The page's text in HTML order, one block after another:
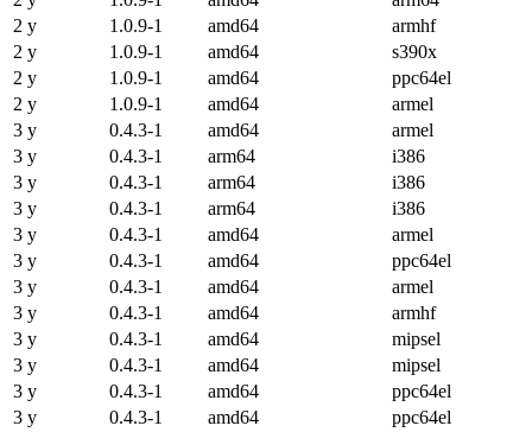
2 y
1.0.9-1 amd64
armhf
2 y
1.0.9-1 amd64
s390x
2 y
1.0.9-1 amd64
ppc64el
2 y
1.0.9-1 amd64
armel
3 y
0.4.3-1 amd64
armel
3 y
0.4.3-1 arm64
i386
3 y
0.4.3-1 arm64
i386
3 y
0.4.3-1 arm64
i386
3 y
0.4.3-1 amd64
armel
3 y
0.4.3-1 amd64
ppc64el
3 y
0.4.3-1 amd64
armel
3 y
0.4.3-1 amd64
armhf
3 y
0.4.3-1 amd64
mipsel
3 y
0.4.3-1 amd64
mipsel
3 y
0.4.3-1 amd64
ppc64el
3 y
0.4.3-1 amd64
ppc64el